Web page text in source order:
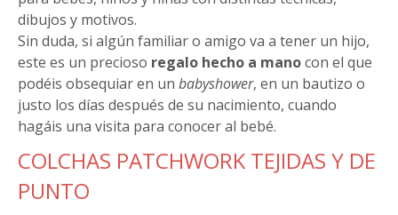
dibujos y motivos.
Sin duda, si algún familiar o amigo va a tener un hijo,
este es un precioso regalo hecho a manocon el que
podéis obsequiar en un babyshower, en un bautizo o
justo los días después de su nacimiento, cuando
hagáis una visita para conocer al bebé.
COLCHAS PATCHWORK TEJIDAS Y DE
PUNTO